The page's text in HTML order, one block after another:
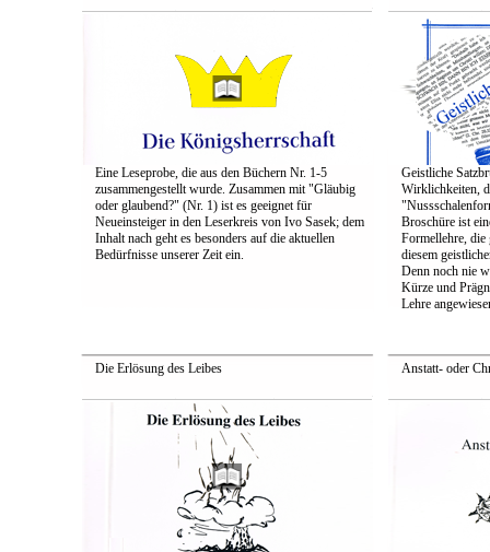
Eine Leseprobe, die aus den Büchern Nr. 1-5
zusammengestellt wurde. Zusammen mit "Gläubig
oder glaubend?" (Nr. 1) ist es geeignet für
Neueinsteiger in den Leserkreis von Ivo Sasek; dem
Inhalt nach geht es besonders auf die aktuellen
Bedürfnisse unserer Zeit ein.
Geistliche
Wirklichkeiten,
Broschüre ist
Formellehre, die
diesem
Denn noch nie
Kürze und
Lehre
Die Erlösung des Leibes Anstatt- oder